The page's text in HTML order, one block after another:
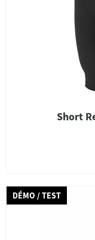
Short
DÉMO / TEST